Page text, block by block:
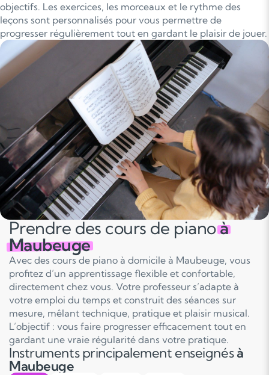
objectifs. Les exercices, les morceaux et le rythme des
leçons sont personnalisés pour vous permettre de
progresser régulièrement tout en gardant le plaisir de jouer.
Prendre des cours de pianoà
Maubeuge
Avec des cours de piano à domicile à Maubeuge, vous
profitez d’un apprentissage flexible et confortable,
directement chez vous. Votre professeur s’adapte à
votre emploi du temps et construit des séances sur
mesure, mêlant technique, pratique et plaisir musical.
L’objectif : vous faire progresser efficacement tout en
gardant une vraie régularité dans votre pratique.
Instruments principalement enseignésà
Maubeuge